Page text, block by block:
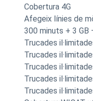
Cobertura 4G
Afegeix línies de
300 minuts + 3 GB
Trucades
Trucades
Trucades
Trucades
Trucades